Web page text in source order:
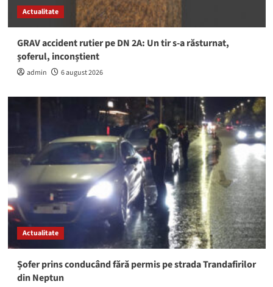
Actualitate
GRAV accident rutier pe DN 2A: Un tir s-a răsturnat,
șoferul, inconștient
admin 6 august 2026
Actualitate
Șofer prins conducând fără permis pe strada Trandafirilor
din Neptun